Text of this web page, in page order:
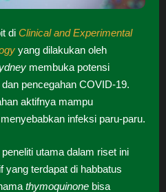
di Clinical and Experimental
yang dilakukan oleh
membuka potensi
pencegahan COVID-19.
aktifnya mampu
infeksi paru-paru.
utama dalam riset ini
yang terdapat di habbatus
thymoquinone bisa